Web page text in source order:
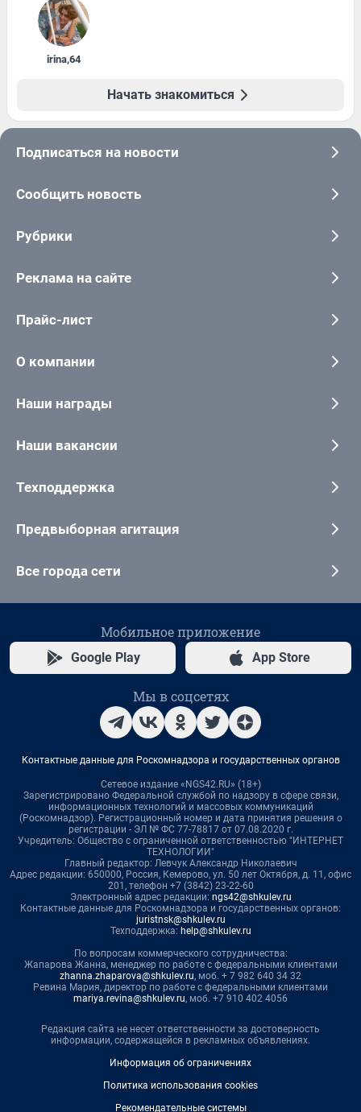
irina,64
Начать знакомиться
Подписаться на новости
Сообщить новость
Рубрики
Реклама на сайте
Прайс-лист
О компании
Наши награды
Наши вакансии
Техподдержка
Предвыборная агитация
Все города сети
Мобильное приложение
Google Play App Store
Мы в соцсетях
Контактные данные для Роскомнадзора и государственных органов
Сетевое издание «NGS42.RU» (18+)
Зарегистрировано Федеральной службой по надзору в сфере связи,
информационных технологий и массовых коммуникаций
(Роскомнадзор). Регистрационный номер и дата принятия решения о
регистрации - ЭЛ № ФС 77-78817 от 07.08.2020 г.
Учредитель: Общество с ограниченной ответственностью "ИНТЕРНЕТ
ТЕХНОЛОГИИ"
Главный редактор: Левчук Александр Николаевич
Адрес редакции: 650000, Россия, Кемерово, ул. 50 лет Октября, д. 11, офис
201, телефон +7 (3842) 23-22-60
Электронный адрес редакции: ngs42@shkulev.ru
Контактные данные для Роскомнадзора и государственных органов:
juristnsk@shkulev.ru
Техподдержка: help@shkulev.ru
По вопросам коммерческого сотрудничества:
Жапарова Жанна, менеджер по работе с федеральными клиентами
zhanna.zhaparova@shkulev.ru, моб. + 7 982 640 34 32
Ревина Мария, директор по работе с федеральными клиентами
mariya.revina@shkulev.ru, моб. +7 910 402 4056
Редакция сайта не несет ответственности за достоверность
информации, содержащейся в рекламных объявлениях.
Информация об ограничениях
Политика использования cookies
Рекомендательные системы